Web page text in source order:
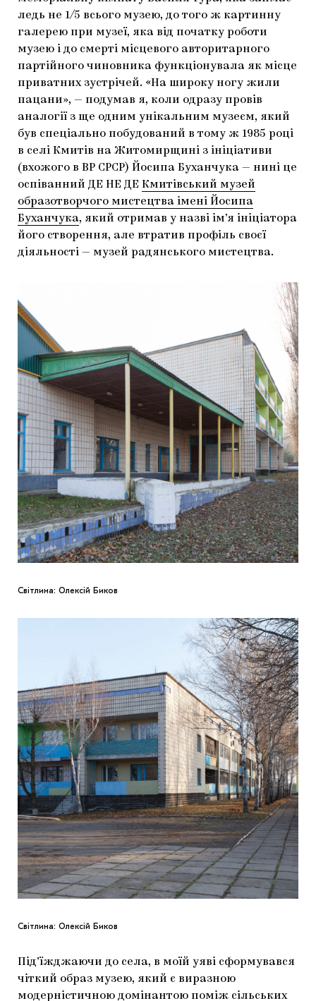
ледь не 1/5 всього музею, до того ж картинну
галерею при музеї, яка від початку роботи
музею і до смерті місцевого авторитарного
партійного чиновника функціонувала як місце
приватних зустрічей. «На широку ногу жили
пацани», — подумав я, коли одразу провів
аналогії з ще одним унікальним музеєм, який
був спеціально побудований в тому ж 1985 році
в селі Кмитів на Житомирщині з ініціативи
(вхожого в ВР СРСР) Йосипа Буханчука — нині це
оспіванний ДЕ НЕ ДЕ Кмитівський музей
образотворчого мистецтва імені Йосипа
Буханчука, який отримав у назві ім’я ініціатора
його створення, але втратив профіль своєї
діяльності — музей радянського мистецтва.
Світлина: Олексій Биков
Світлина: Олексій Биков
Під’їжджаючи до села, в моїй уяві сформувався
чіткий образ музею, який є виразною
модерністичною домінантою поміж сільських